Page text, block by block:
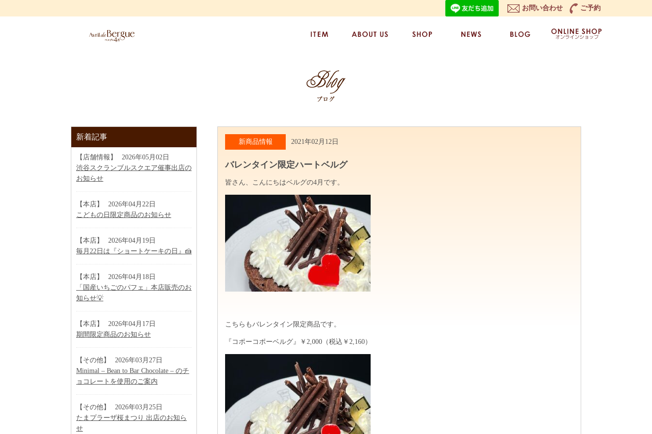
お問い合わせ ご予約
新商品情報 2021年02月12日
バレンタイン限定ハートベルグ
皆さん、こんにちはベルグの4月です。
こちらもバレンタイン限定商品です。
『コポーコポーベルグ』￥2,000（税込￥2,160）
新着記事
【店舗情報】
2026年05月02日
渋谷スクランブルスクエア催事出店の
お知らせ
【本店】
2026年04月22日
こどもの日限定商品のお知らせ
【本店】
2026年04月19日
毎月22日は『ショートケーキの日』🍰
【本店】
2026年04月18日
「国産いちごのパフェ」本店販売のお
知らせ💡
【本店】
2026年04月17日
期間限定商品のお知らせ
【その他】
2026年03月27日
Minimal – Bean to Bar Chocolate – のチ
ョコレートを使用のご案内
【その他】
2026年03月25日
たまプラーザ桜まつり 出店のお知ら
せ